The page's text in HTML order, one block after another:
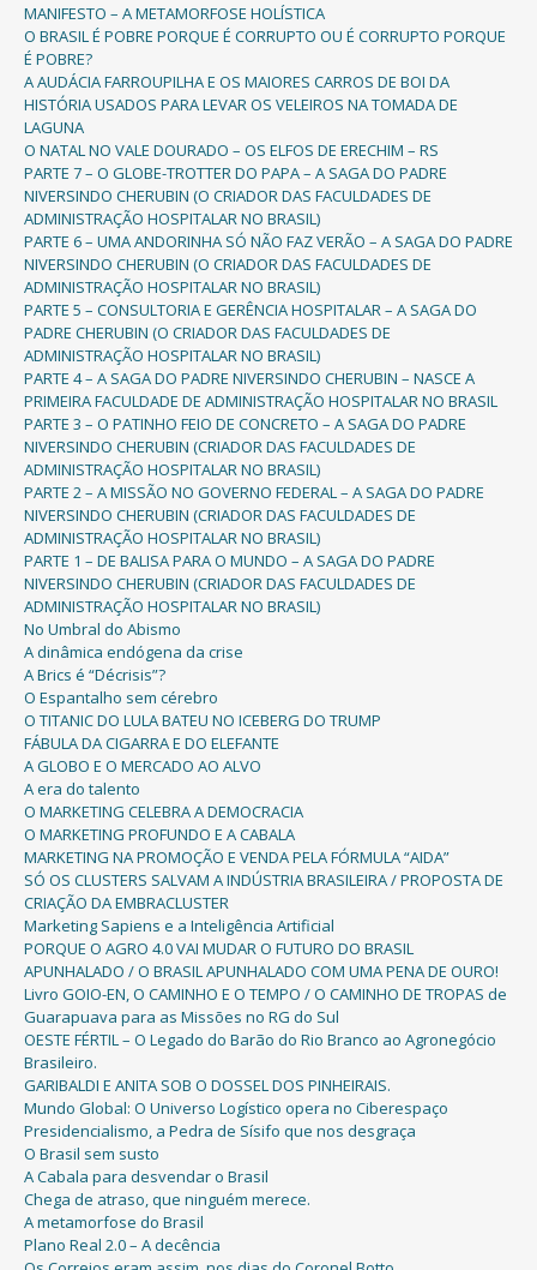
MANIFESTO – A METAMORFOSE HOLÍSTICA
O BRASIL É POBRE PORQUE É CORRUPTO OU É CORRUPTO PORQUE
É POBRE?
A AUDÁCIA FARROUPILHA E OS MAIORES CARROS DE BOI DA
HISTÓRIA USADOS PARA LEVAR OS VELEIROS NA TOMADA DE
LAGUNA
O NATAL NO VALE DOURADO – OS ELFOS DE ERECHIM – RS
PARTE 7 – O GLOBE-TROTTER DO PAPA – A SAGA DO PADRE
NIVERSINDO CHERUBIN (O CRIADOR DAS FACULDADES DE
ADMINISTRAÇÃO HOSPITALAR NO BRASIL)
PARTE 6 – UMA ANDORINHA SÓ NÃO FAZ VERÃO – A SAGA DO PADRE
NIVERSINDO CHERUBIN (O CRIADOR DAS FACULDADES DE
ADMINISTRAÇÃO HOSPITALAR NO BRASIL)
PARTE 5 – CONSULTORIA E GERÊNCIA HOSPITALAR – A SAGA DO
PADRE CHERUBIN (O CRIADOR DAS FACULDADES DE
ADMINISTRAÇÃO HOSPITALAR NO BRASIL)
PARTE 4 – A SAGA DO PADRE NIVERSINDO CHERUBIN – NASCE A
PRIMEIRA FACULDADE DE ADMINISTRAÇÃO HOSPITALAR NO BRASIL
PARTE 3 – O PATINHO FEIO DE CONCRETO – A SAGA DO PADRE
NIVERSINDO CHERUBIN (CRIADOR DAS FACULDADES DE
ADMINISTRAÇÃO HOSPITALAR NO BRASIL)
PARTE 2 – A MISSÃO NO GOVERNO FEDERAL – A SAGA DO PADRE
NIVERSINDO CHERUBIN (CRIADOR DAS FACULDADES DE
ADMINISTRAÇÃO HOSPITALAR NO BRASIL)
PARTE 1 – DE BALISA PARA O MUNDO – A SAGA DO PADRE
NIVERSINDO CHERUBIN (CRIADOR DAS FACULDADES DE
ADMINISTRAÇÃO HOSPITALAR NO BRASIL)
No Umbral do Abismo
A dinâmica endógena da crise
A Brics é “Décrisis”?
O Espantalho sem cérebro
O TITANIC DO LULA BATEU NO ICEBERG DO TRUMP
FÁBULA DA CIGARRA E DO ELEFANTE
A GLOBO E O MERCADO AO ALVO
A era do talento
O MARKETING CELEBRA A DEMOCRACIA
O MARKETING PROFUNDO E A CABALA
MARKETING NA PROMOÇÃO E VENDA PELA FÓRMULA “AIDA”
SÓ OS CLUSTERS SALVAM A INDÚSTRIA BRASILEIRA / PROPOSTA DE
CRIAÇÃO DA EMBRACLUSTER
Marketing Sapiens e a Inteligência Artificial
PORQUE O AGRO 4.0 VAI MUDAR O FUTURO DO BRASIL
APUNHALADO / O BRASIL APUNHALADO COM UMA PENA DE OURO!
Livro GOIO-EN, O CAMINHO E O TEMPO / O CAMINHO DE TROPAS de
Guarapuava para as Missões no RG do Sul
OESTE FÉRTIL – O Legado do Barão do Rio Branco ao Agronegócio
Brasileiro.
GARIBALDI E ANITA SOB O DOSSEL DOS PINHEIRAIS.
Mundo Global: O Universo Logístico opera no Ciberespaço
Presidencialismo, a Pedra de Sísifo que nos desgraça
O Brasil sem susto
A Cabala para desvendar o Brasil
Chega de atraso, que ninguém merece.
A metamorfose do Brasil
Plano Real 2.0 – A decência